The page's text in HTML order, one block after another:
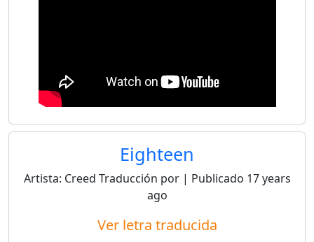
Eighteen
Artista: Creed Traducción por | Publicado 17 years
ago
Ver letra traducida